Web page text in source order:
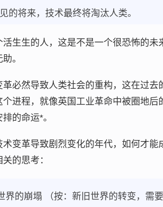
的将来，技术最终将淘汰人类。
活生生的人，这是不是一个很恐怖的
。
革必然导致人类社会的重构，这在过
个进程，就像英国工业革命中被圈地
的命运*。
术变革导致剧烈变化的年代，如何才
的思考：
界的崩塌 （按：新旧世界的转变，需